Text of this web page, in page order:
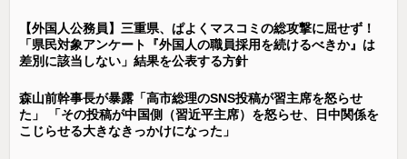
【外国人公務員】三重県、ぱよくマスコミの総攻撃に屈せず！
「県民対象アンケート『外国人の職員採用を続けるべきか』は
差別に該当しない」結果を公表する方針
森山前幹事長が暴露「高市総理のSNS投稿が習主席を怒らせ
た」 「その投稿が中国側（習近平主席）を怒らせ、日中関係を
こじらせる大きなきっかけになった」